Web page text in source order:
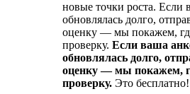
новые точки роста. Если
обновлялась долго,
оценку — мы покажем,
проверку. Если ваша
обновлялась долго,
оценку — мы покажем,
проверку. Это